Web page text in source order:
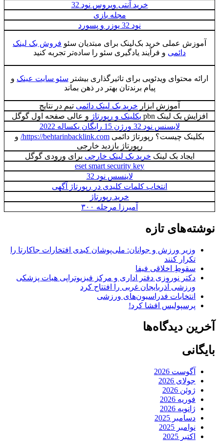
خرید آنتی ویروس نود 32
مجله بازی
نود 32 یوزر و پسورد
آموزش عملی خرید بک‌لینک برای مبتدیان سئو فروش بک لینک
دائمی و فرآیند یادگیری سئو را ساده‌تر تجربه کنید
ارائه محتوای ویدئویی برای تاثیرگذاری بیشتر سئو سایت عینک و
پیام برندتان بهتر در ذهن بماند
آموزش ابزار خرید بک لینک دائمی تیم در نتایج
افزایش بک لینک pbn
بکلینک و رپورتاژ و عالی صفحه اول گوگل
لایسنس نود 32 ورژن 15 رایگان یکساله 2022
بکلینک چیست؟ رپورتاژ دائمی https://behtarinbacklink.com/ و
رپورتاژ بازدید خارجی
ایجاد بک لینک خرید بک لینک خارجی برای ورودی گوگل
eset smart security key
لاینسس نود 32
انتخاب کلمات کلیدی در رپورتاژ آگهی
خرید رپورتاژ
آمیرزا مرحله ۳۰۰
نوشته‌های تازه
وزیر ورزش و جوانان: ملی‌پوشان کبدی افتخارات جاکارتا را
تکرار کنند
سقوطِ اخلاقی فیفا
دکتر نوروزی دفتر اداری و مرکز فیزیوتراپی هیات پزشکی
ورزشی آذربایجان غربی را افتتاح کرد
انتخابات فدراسیون‌های ورزشی
پرسپولیس افشا کرد!
آخرین دیدگاه‌ها
بایگانی
آگوست 2026
جولای 2026
ژوئن 2026
فوریه 2026
ژانویه 2026
دسامبر 2025
نوامبر 2025
اکتبر 2025